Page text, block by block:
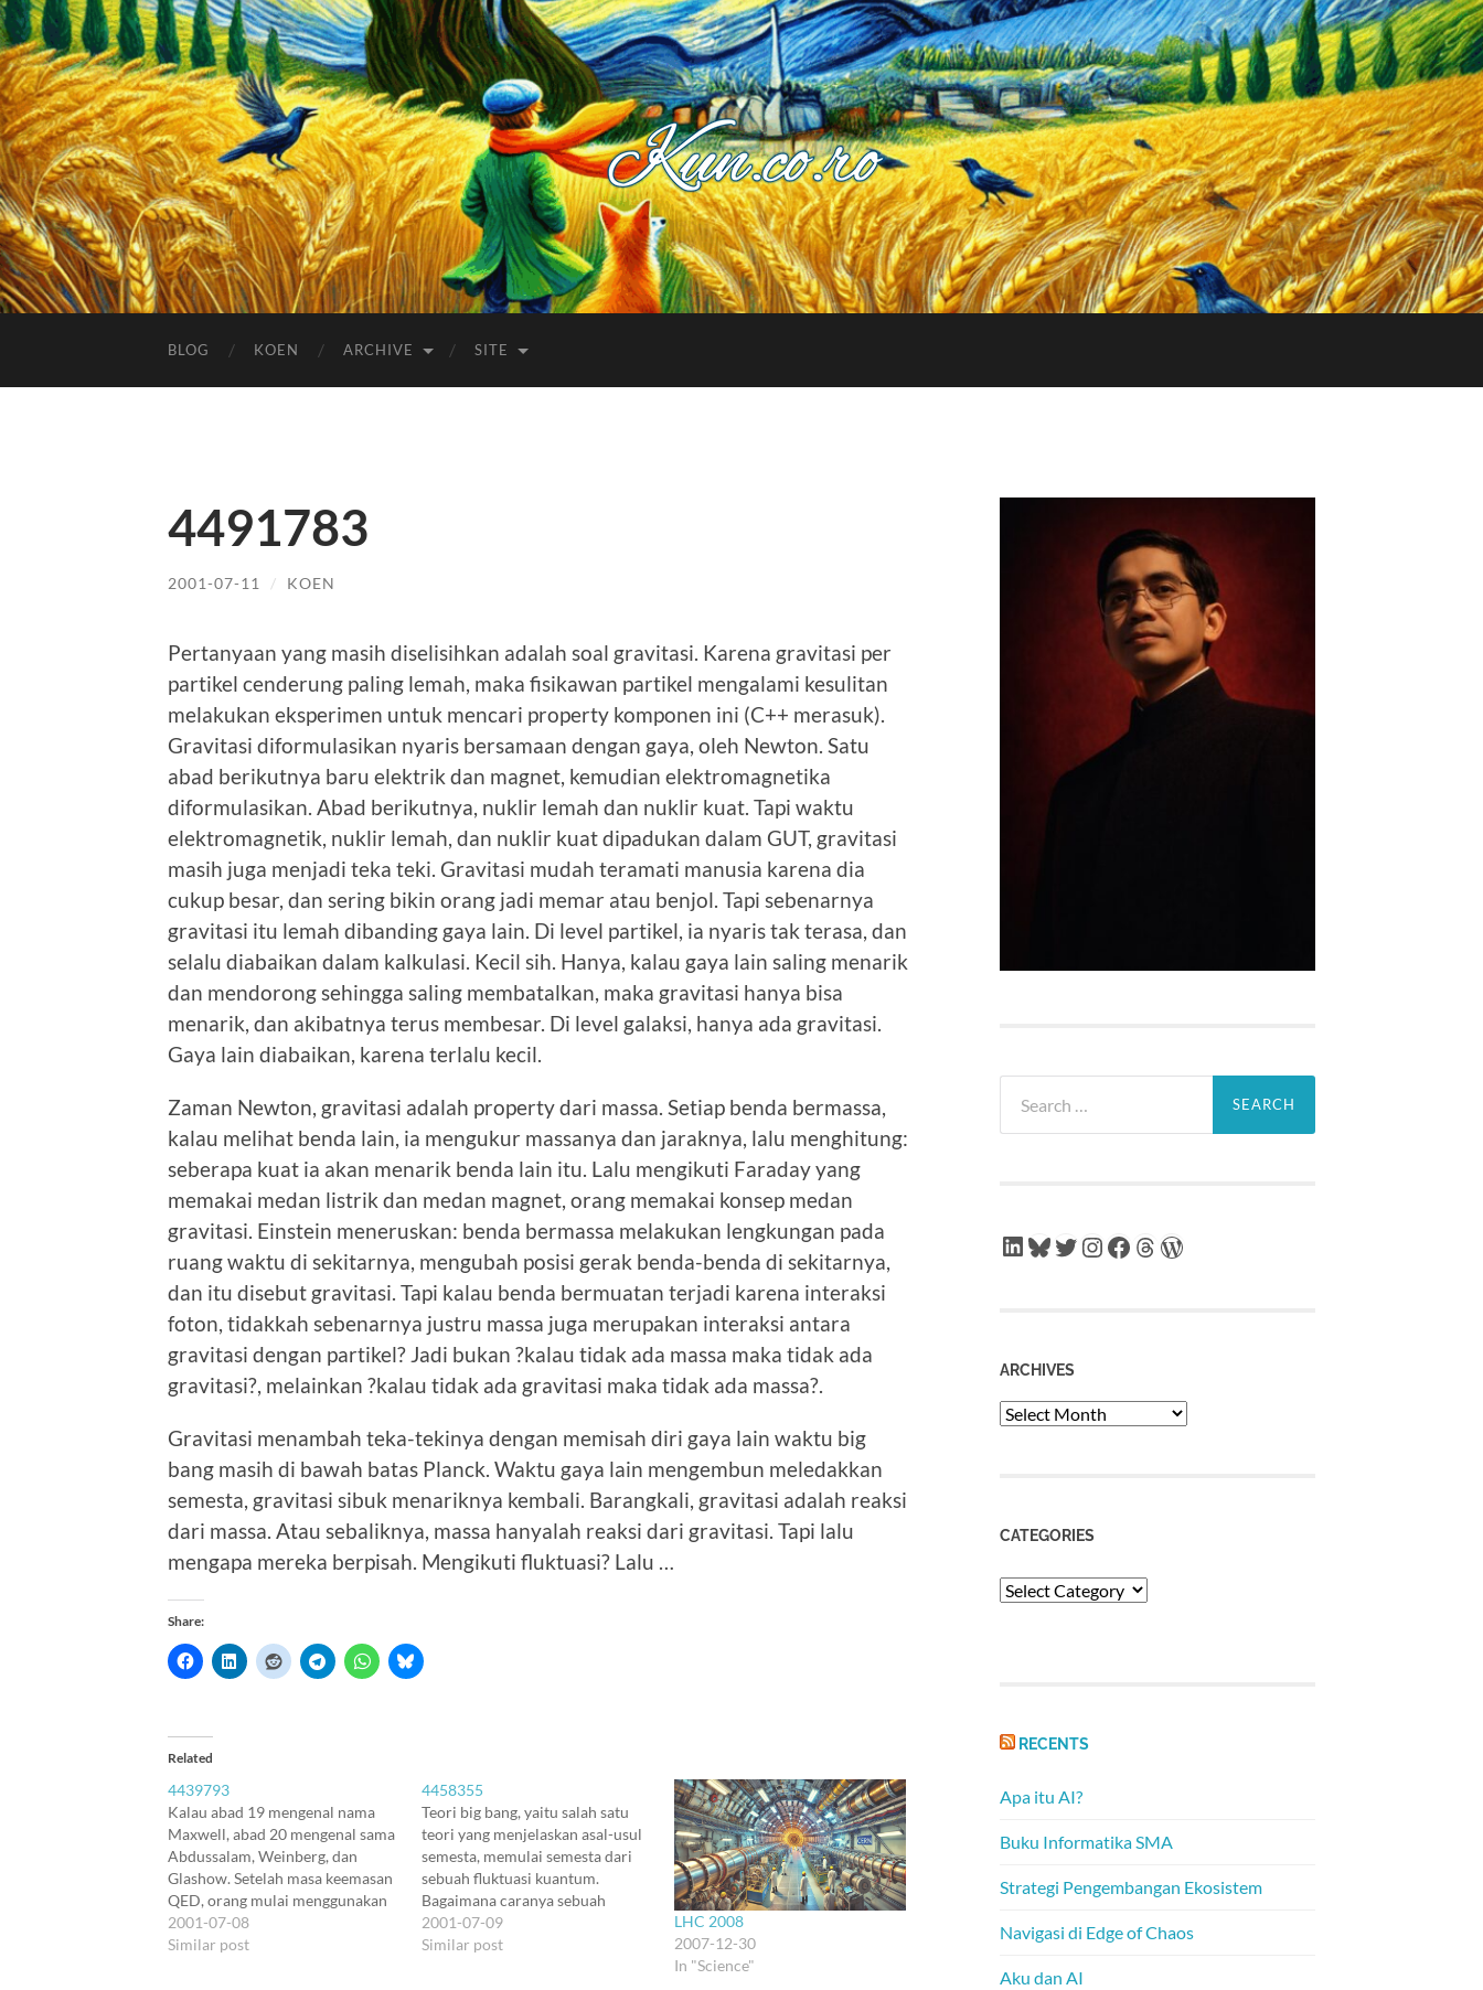
Kuncoro++
BLOG KOEN ARCHIVE SITE
4491783
2001-07-11 / KOEN
Pertanyaan yang masih diselisihkan adalah soal gravitasi. Karena gravitasi per
partikel cenderung paling lemah, maka fisikawan partikel mengalami kesulitan
melakukan eksperimen untuk mencari property komponen ini (C++ merasuk).
Gravitasi diformulasikan nyaris bersamaan dengan gaya, oleh Newton. Satu
abad berikutnya baru elektrik dan magnet, kemudian elektromagnetika
diformulasikan. Abad berikutnya, nuklir lemah dan nuklir kuat. Tapi waktu
elektromagnetik, nuklir lemah, dan nuklir kuat dipadukan dalam GUT, gravitasi
masih juga menjadi teka teki. Gravitasi mudah teramati manusia karena dia
cukup besar, dan sering bikin orang jadi memar atau benjol. Tapi sebenarnya
gravitasi itu lemah dibanding gaya lain. Di level partikel, ia nyaris tak terasa, dan
selalu diabaikan dalam kalkulasi. Kecil sih. Hanya, kalau gaya lain saling menarik
dan mendorong sehingga saling membatalkan, maka gravitasi hanya bisa
menarik, dan akibatnya terus membesar. Di level galaksi, hanya ada gravitasi.
Gaya lain diabaikan, karena terlalu kecil.
Zaman Newton, gravitasi adalah property dari massa. Setiap benda bermassa,
kalau melihat benda lain, ia mengukur massanya dan jaraknya, lalu menghitung:
seberapa kuat ia akan menarik benda lain itu. Lalu mengikuti Faraday yang
memakai medan listrik dan medan magnet, orang memakai konsep medan
gravitasi. Einstein meneruskan: benda bermassa melakukan lengkungan pada
ruang waktu di sekitarnya, mengubah posisi gerak benda-benda di sekitarnya,
dan itu disebut gravitasi. Tapi kalau benda bermuatan terjadi karena interaksi
foton, tidakkah sebenarnya justru massa juga merupakan interaksi antara
gravitasi dengan partikel? Jadi bukan ?kalau tidak ada massa maka tidak ada
gravitasi?, melainkan ?kalau tidak ada gravitasi maka tidak ada massa?.
Gravitasi menambah teka-tekinya dengan memisah diri gaya lain waktu big
bang masih di bawah batas Planck. Waktu gaya lain mengembun meledakkan
semesta, gravitasi sibuk menariknya kembali. Barangkali, gravitasi adalah reaksi
dari massa. Atau sebaliknya, massa hanyalah reaksi dari gravitasi. Tapi lalu
mengapa mereka berpisah. Mengikuti fluktuasi? Lalu …
Share:
Related
4439793
Kalau abad 19 mengenal nama
Maxwell, abad 20 mengenal sama
Abdussalam, Weinberg, dan
Glashow. Setelah masa keemasan
QED, orang mulai menggunakan
analogi elektrodinamika untuk
energi nuklir lemah. Kalau
2001-07-08
Similar post
4458355
Teori big bang, yaitu salah satu
teori yang menjelaskan asal-usul
semesta, memulai semesta dari
sebuah fluktuasi kuantum.
Bagaimana caranya sebuah
fluktuasi kuantum (yang terjadi
pada ruang berukuran kurang
2001-07-09
Similar post
LHC 2008
2007-12-30
In "Science"
for:
LinkedIn
Bluesky
Twitter
Instagram
Facebook
Threads
WordPress
ARCHIVES
Archives
CATEGORIES
Categories
RECENTS
Apa itu AI?
Buku Informatika SMA
Strategi Pengembangan Ekosistem
Navigasi di Edge of Chaos
Aku dan AI